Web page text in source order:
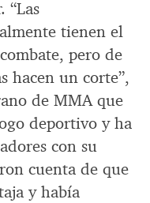
“Las
tienen el
pero de
hacen un corte”,
de MMA que
deportivo y ha
con su
cuenta de que
y había